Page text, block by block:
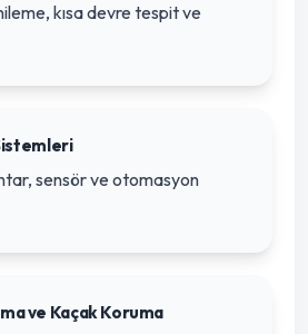
kısa devre tespit ve
sensör ve otomasyon
ve Kaçak Koruma